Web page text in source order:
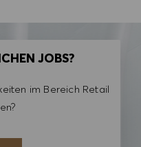
JOBS?
im Bereich Retail